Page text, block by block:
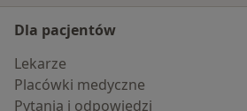
Dla pacjentów
Lekarze
Placówki medyczne
Pytania i odpowiedzi